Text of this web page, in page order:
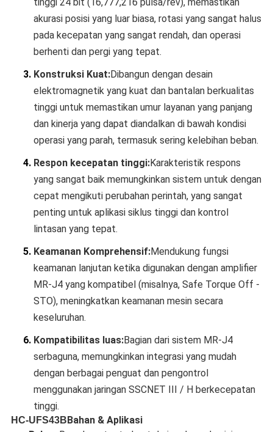
tinggi 24 bit (16,777,216 pulsa/rev), memastikan
akurasi posisi yang luar biasa, rotasi yang sangat halus
pada kecepatan yang sangat rendah, dan operasi
berhenti dan pergi yang tepat.
3. Konstruksi Kuat:Dibangun dengan desain
elektromagnetik yang kuat dan bantalan berkualitas
tinggi untuk memastikan umur layanan yang panjang
dan kinerja yang dapat diandalkan di bawah kondisi
operasi yang parah, termasuk sering kelebihan beban.
4. Respon kecepatan tinggi:Karakteristik respons
yang sangat baik memungkinkan sistem untuk dengan
cepat mengikuti perubahan perintah, yang sangat
penting untuk aplikasi siklus tinggi dan kontrol
lintasan yang tepat.
5. Keamanan Komprehensif:Mendukung fungsi
keamanan lanjutan ketika digunakan dengan amplifier
MR-J4 yang kompatibel (misalnya, Safe Torque Off -
STO), meningkatkan keamanan mesin secara
keseluruhan.
6. Kompatibilitas luas:Bagian dari sistem MR-J4
serbaguna, memungkinkan integrasi yang mudah
dengan berbagai penguat dan pengontrol
menggunakan jaringan SSCNET III / H berkecepatan
tinggi.
HC-UFS43B Bahan & Aplikasi